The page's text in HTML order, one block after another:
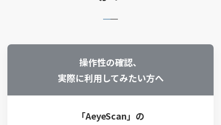
操作性の確認、
実際に利用してみたい方へ
「AeyeScan」の